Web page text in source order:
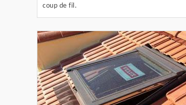
coup de fil.